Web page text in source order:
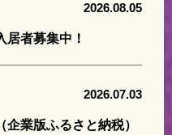
2026.08.05
者募集中！
2026.07.03
企業版ふるさと納税）